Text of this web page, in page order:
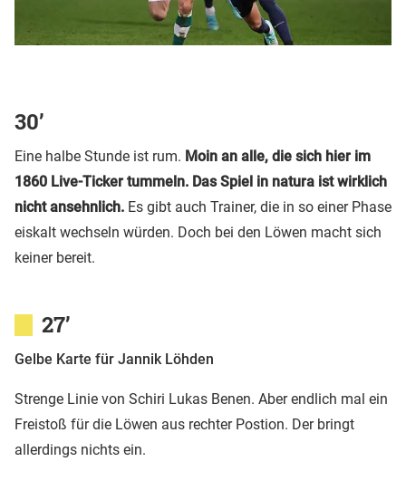
30’
Eine halbe Stunde ist rum. Moin an alle, die sich hier im
1860 Live-Ticker tummeln. Das Spiel in natura ist wirklich
nicht ansehnlich. Es gibt auch Trainer, die in so einer Phase
eiskalt wechseln würden. Doch bei den Löwen macht sich
keiner bereit.
27’
Gelbe Karte für Jannik Löhden
Strenge Linie von Schiri Lukas Benen. Aber endlich mal ein
Freistoß für die Löwen aus rechter Postion. Der bringt
allerdings nichts ein.